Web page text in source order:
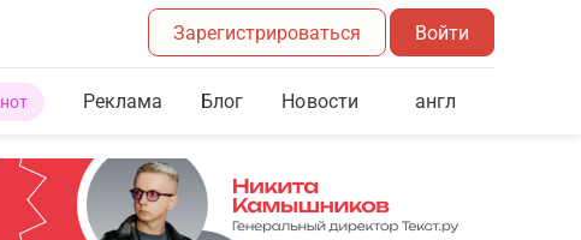
Зарегистрироваться Войти
Реклама Блог Новости англ